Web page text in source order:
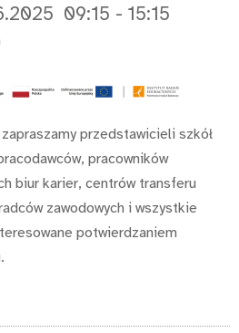
09:15 - 15:15
zapraszamy przedstawicieli szkół
pracowników
biur karier, centrów transferu
zawodowych i wszystkie
potwierdzaniem